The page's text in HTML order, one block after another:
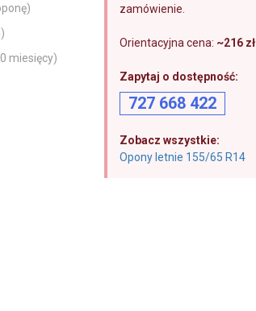
miesięcy)
zamówienie.
Orientacyjna cena: ~216 zł
Zapytaj o dostępność:
727 668 422
Zobacz wszystkie:
Opony letnie 155/65 R14